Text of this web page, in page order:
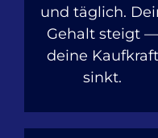
und täglich.
Gehalt steigt —
deine Kaufkraft
sinkt.